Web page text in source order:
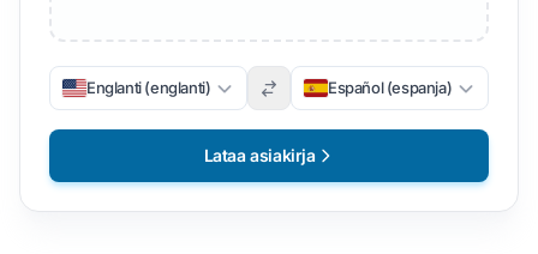
Englanti (englanti) Español (espanja)
Lataa asiakirja